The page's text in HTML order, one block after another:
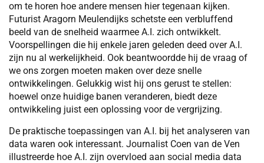
om te horen hoe andere mensen hier tegenaan kijken.
Futurist Aragorn Meulendijks schetste een verbluffend
beeld van de snelheid waarmee A.I. zich ontwikkelt.
Voorspellingen die hij enkele jaren geleden deed over A.I.
zijn nu al werkelijkheid. Ook beantwoordde hij de vraag of
we ons zorgen moeten maken over deze snelle
ontwikkelingen. Gelukkig wist hij ons gerust te stellen:
hoewel onze huidige banen veranderen, biedt deze
ontwikkeling juist een oplossing voor de vergrijzing.
De praktische toepassingen van A.I. bij het analyseren van
data waren ook interessant. Journalist Coen van de Ven
illustreerde hoe A.I. zijn overvloed aan social media data